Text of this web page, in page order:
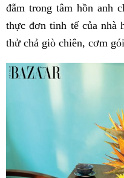
đẫm trong tâm hồn anh
thực đơn tinh tế của nhà
thử chả giò chiên, cơm